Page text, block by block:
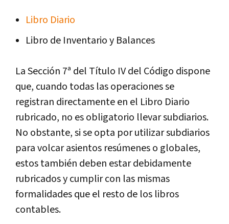
Libro Diario
Libro de Inventario y Balances
La Sección 7ª del Título IV del Código dispone
que, cuando todas las operaciones se
registran directamente en el Libro Diario
rubricado, no es obligatorio llevar subdiarios.
No obstante, si se opta por utilizar subdiarios
para volcar asientos resúmenes o globales,
estos también deben estar debidamente
rubricados y cumplir con las mismas
formalidades que el resto de los libros
contables.